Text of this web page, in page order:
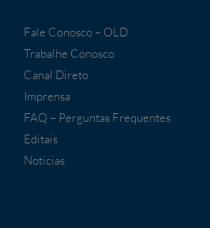
Fale Conosco – OLD
Trabalhe Conosco
Canal Direto
Imprensa
FAQ – Perguntas Frequentes
Editais
Notícias